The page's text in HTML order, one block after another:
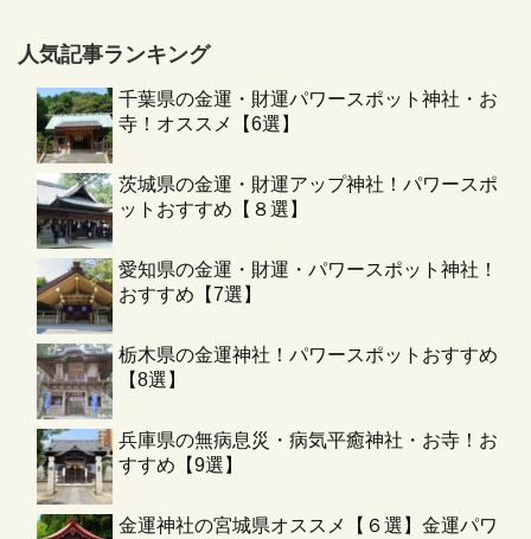
人気記事ランキング
千葉県の金運・財運パワースポット神社・お
寺！オススメ【6選】
茨城県の金運・財運アップ神社！パワースポ
ットおすすめ【８選】
愛知県の金運・財運・パワースポット神社！
おすすめ【7選】
栃木県の金運神社！パワースポットおすすめ
【8選】
兵庫県の無病息災・病気平癒神社・お寺！お
すすめ【9選】
金運神社の宮城県オススメ【６選】金運パワ